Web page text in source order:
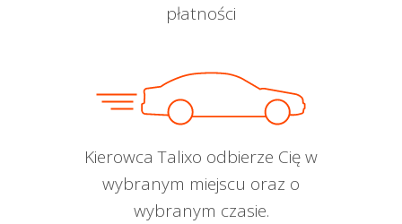
płatności
Kierowca Talixo odbierze Cię w
wybranym miejscu oraz o
wybranym czasie.